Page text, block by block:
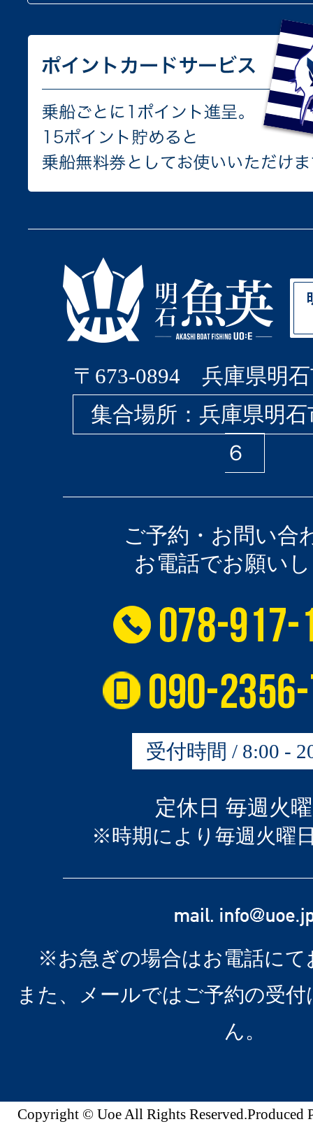
〒673-0894 兵庫県明石
集合場所：兵庫県明
６
ご予約・お問い合
お電話でお願い
受付時間 / 8:00 -
定休日 毎週火
※時期により毎週火曜
※お急ぎの場合はお電話にて
また、メールではご予約の受
ん。
Copyright © Uoe All Rights Reserved.Produced